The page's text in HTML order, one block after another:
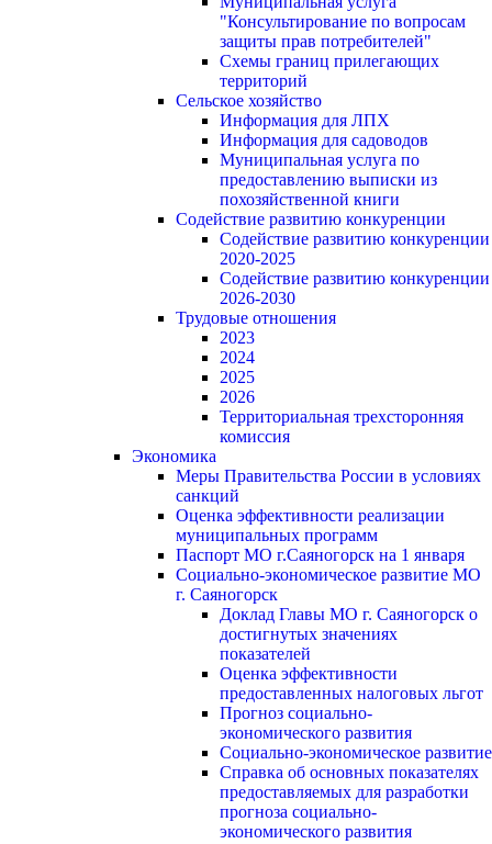
"Консультирование по вопросам
защиты прав потребителей"
Схемы границ прилегающих
территорий
Сельское хозяйство
Информация для ЛПХ
Информация для садоводов
Муниципальная услуга по
предоставлению выписки из
похозяйственной книги
Содействие развитию конкуренции
Содействие развитию конкуренции
2020-2025
Содействие развитию конкуренции
2026-2030
Трудовые отношения
2023
2024
2025
2026
Территориальная трехсторонняя
комиссия
Экономика
Меры Правительства России в условиях
санкций
Оценка эффективности реализации
муниципальных программ
Паспорт МО г.Саяногорск на 1 января
Социально-экономическое развитие МО
г. Саяногорск
Доклад Главы МО г. Саяногорск о
достигнутых значениях
показателей
Оценка эффективности
предоставленных налоговых льгот
Прогноз социально-
экономического развития
Социально-экономическое развитие
Справка об основных показателях
предоставляемых для разработки
прогноза социально-
экономического развития